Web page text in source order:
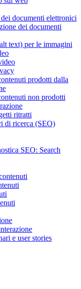
documenti elettronici
dei documenti
text) per le immagini
prodotti dalla
non prodotti
ritratti
di ricerca (SEO)
SEO: Search
e user stories